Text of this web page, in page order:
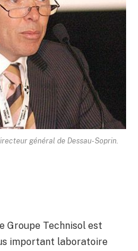
général de Dessau-Soprin.
Groupe Technisol est
important laboratoire